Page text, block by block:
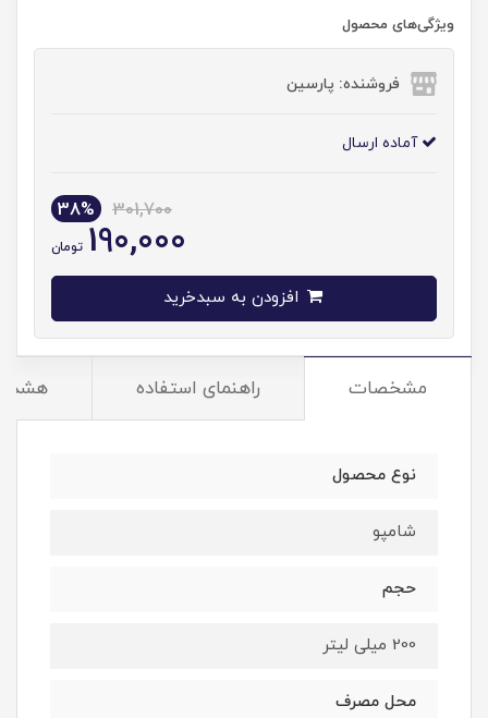
ویژگی‌های محصول
فروشنده: پارسین
آماده ارسال
301,700
38%
190,000 تومان
مشخصات راهنمای استفاده
نوع محصول
شامپو
حجم
200 میلی لیتر
محل مصرف